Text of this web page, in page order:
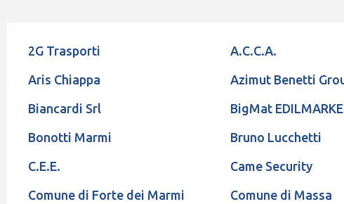
2G Trasporti A.C.C.A.
Aris Chiappa Azimut Benetti
Biancardi Srl BigMat
Bonotti Marmi Bruno Lucchetti
C.E.E. Came Security
Comune di Forte dei Marmi Comune di Massa